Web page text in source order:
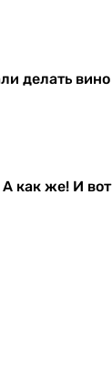
делать вино
как же! И вот